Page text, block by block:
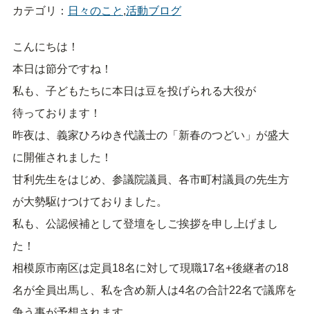
カテゴリ： 日々のこと ,活動ブログ
こんにちは！
本日は節分ですね！
私も、子どもたちに本日は豆を投げられる大役が
待っております！
昨夜は、義家ひろゆき代議士の「新春のつどい」が盛大
に開催されました！
甘利先生をはじめ、参議院議員、各市町村議員の先生方
が大勢駆けつけておりました。
私も、公認候補として登壇をしご挨拶を申し上げまし
た！
相模原市南区は定員18名に対して現職17名+後継者の18
名が全員出馬し、私を含め新人は4名の合計22名で議席を